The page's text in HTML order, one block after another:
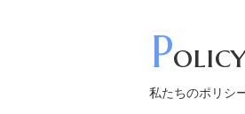
いPCを使用しなくてはならない方で
い。対処法はあります。
P
私たちのポリシ